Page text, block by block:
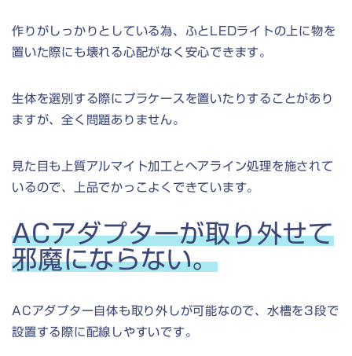
作りがしっかりとしている為、ふとLEDライトの上に物を
置いた際にも壊れる心配がなく安心できます。
生体を選別する際にプラケースを置いたりすることがあり
ますが、全く問題ありません。
見た目も上質アルマイト加工とヘアライン処理を施されて
いるので、上品でかっこよくできています。
ACアダプターが取り外せて
邪魔にならない。
ACアダプター自体も取り外しが可能なので、水槽を3段で
設置する際に配線しやすいです。